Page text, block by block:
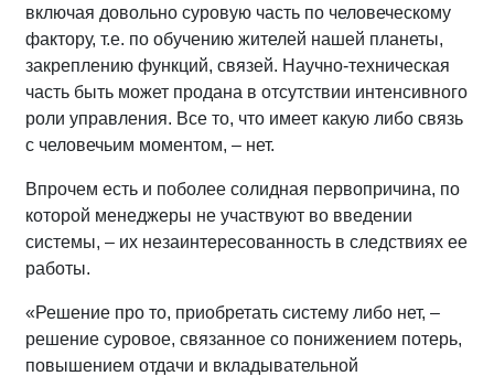
включая довольно суровую часть по человеческому
фактору, т.е. по обучению жителей нашей планеты,
закреплению функций, связей. Научно-техническая
часть быть может продана в отсутствии интенсивного
роли управления. Все то, что имеет какую либо связь
с человечьим моментом, – нет.
Впрочем есть и поболее солидная первопричина, по
которой менеджеры не участвуют во введении
системы, – их незаинтересованность в следствиях ее
работы.
«Решение про то, приобретать систему либо нет, –
решение суровое, связанное со понижением потерь,
повышением отдачи и вкладывательной